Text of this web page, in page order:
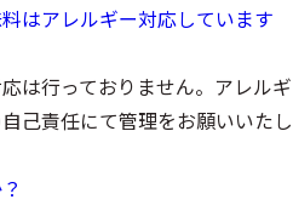
はアレルギー対応しています
は行っておりません。アレルギ
己責任にて管理をお願いいたし